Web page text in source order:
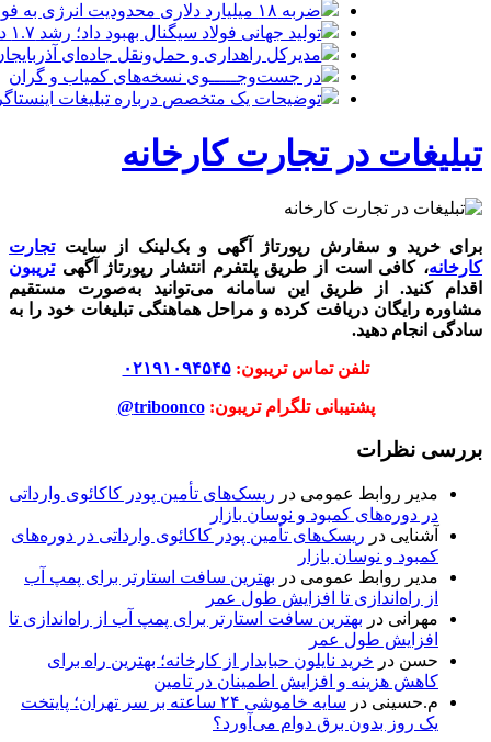
ضربه ۱۸ میلیارد دلاری محدودیت انرژی به فولاد ایران در ۵ سال
تولید جهانی فولاد سیگنال بهبود داد؛ رشد ۱.۷ درصدی در ژوئن 2026
مدیرکل راهداری و حمل‌ونقل جاده‌ای آذربایجان‌ غربی خبر داد تردد ۶۰ هزار دستگاه ناوگان
در جست‌وجـــــوی نسخه‌های کمیاب و گران
توضیحات یک متخصص درباره تبلیغات اینستاگرامی خداحافظی
تبلیغات در تجارت کارخانه
برای خرید و سفارش رپورتاژ آگهی و بک‌لینک از سایتتجارت
کارخانه، کافی است از طریق پلتفرم انتشار رپورتاژ آگهیتریبون
اقدام کنید. از طریق این سامانه می‌توانید به‌صورت مستقیم
مشاوره رایگان دریافت کرده و مراحل هماهنگی تبلیغات خود را به‌
سادگی انجام دهید.
تلفن تماس تریبون: ۰۲۱۹۱۰۹۴۵۴۵
پشتیبانی تلگرام تریبون: triboonco@
بررسی نظرات
مدیر روابط عمومی در ریسک‌های تأمین پودر کاکائوی وارداتی
در دوره‌های کمبود و نوسان بازار
آشنایی در ریسک‌های تأمین پودر کاکائوی وارداتی در دوره‌های
کمبود و نوسان بازار
مدیر روابط عمومی در بهترین سافت استارتر برای پمپ آب
از راه‌اندازی تا افزایش طول عمر
مهرانی در بهترین سافت استارتر برای پمپ آب از راه‌اندازی تا
افزایش طول عمر
حسن در خرید نایلون حبابدار از کارخانه؛ بهترین راه برای
کاهش هزینه و افزایش اطمینان در تامین
م.حسینی در
سایه خاموشی ۲۴ ساعته بر سر تهران؛ پایتخت
یک روز بدون برق دوام می‌آورد؟